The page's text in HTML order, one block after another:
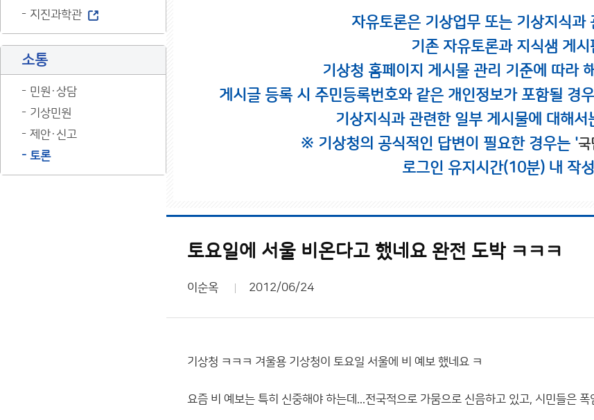
지진과학관
소통
민원·상담
기상민원
제안·신고
토론
자유토론은 기상업무 또는 기상지식
기존 자유토론과 지식샘 게
기상청 홈페이지 게시물 관리 기준에 따라
게시글 등록 시 주민등록번호와 같은 개인정보가 포함될 경
기상지식과 관련한 일부 게시물에 대해
※ 기상청의 공식적인 답변이 필요한 경우는 '국
로그인 유지시간(10분) 내 작
토요일에 서울 비온다고 했네요 완전 도박 ㅋㅋㅋ
이순옥 2012/06/24
기상청 ㅋㅋㅋ 겨울용 기상청이 토요일 서울에 비 예보 했네요 ㅋ
요즘 비 예보는 특히 신중해야 하는데...전국적으로 가뭄으로 신음하고 있고, 시민들은 폭